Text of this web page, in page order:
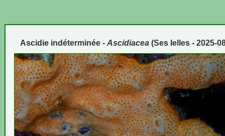
Ascidie indéterminée -Ascidiacea (Ses Ielles - 2025-